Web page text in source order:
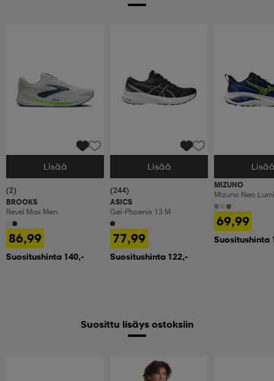
Valitse Koko
Lisää
(2)
BROOKS
Revel Max Men
86,99
Suositushinta 140,-
Valitse Koko
Lisää
(244)
ASICS
Gel-Phoenix 13 M
77,99
Suositushinta 122,-
Valitse Koko
MIZUNO
Mizuno Neo
69,99
Suositushinta
Suosittu lisäys ostoksiin